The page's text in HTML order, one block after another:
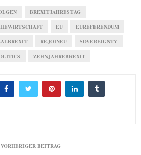
BREXITJAHRESTAG
EU EUREFERENDUM
REJOINEU SOVEREIGNTY
ZEHNJAHREBREXIT
VORHERIGER BEITRAG